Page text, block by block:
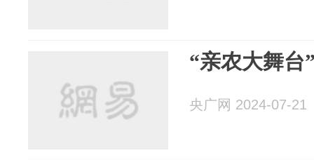
“亲农大舞台
央广网 2024-07-21